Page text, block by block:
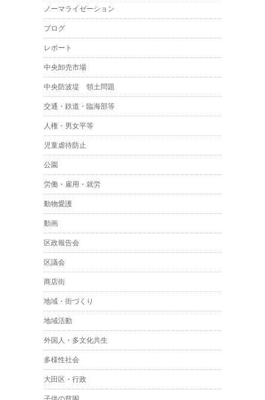
ノーマライゼーション
ブログ
レポート
中央卸売市場
中央防波堤 領土問題
交通・鉄道・臨海部等
人権・男女平等
児童虐待防止
公園
労働・雇用・就労
動物愛護
動画
区政報告会
区議会
商店街
地域・街づくり
地域活動
外国人・多文化共生
多様性社会
大田区・行政